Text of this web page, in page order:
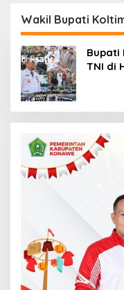
Jemaah Umrah
Babak Baru
Wakil Bupati
Bupati
TNI di